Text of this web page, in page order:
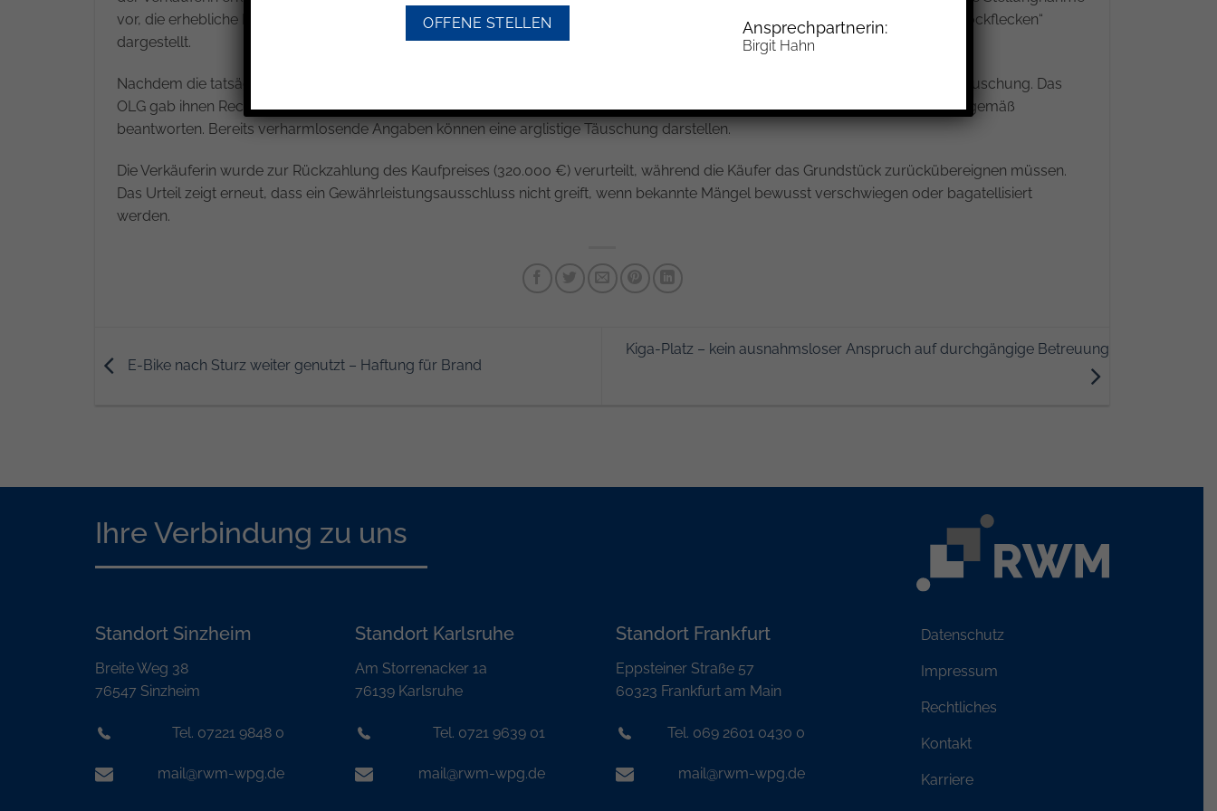
vor, die erhebliche Feuchtigkeits- und Schimmelschäden belegte. Gegenüber den Käufern wurden diese lediglich als kleinere „Stockflecken“
dargestellt.
Nachdem die tatsächlichen Schäden bekannt wurden, erklärten die Käufer die Anfechtung des Kaufvertrags wegen arglistiger Täuschung. Das
OLG gab ihnen Recht. Nach Auffassung des Gerichts müssen Verkäufer Fragen zu bekannten Mängeln vollständig und wahrheitsgemäß
beantworten. Bereits verharmlosende Angaben können eine arglistige Täuschung darstellen.
Die Verkäuferin wurde zur Rückzahlung des Kaufpreises (320.000 €) verurteilt, während die Käufer das Grundstück zurückübereignen müssen.
Das Urteil zeigt erneut, dass ein Gewährleistungsausschluss nicht greift, wenn bekannte Mängel bewusst verschwiegen oder bagatellisiert
werden.
E-Bike nach Sturz weiter genutzt – Haftung für Brand
Kiga-Platz – kein ausnahmsloser Anspruch auf durchgängige Betreuung
Ihre Verbindung zu uns
Standort Sinzheim
Breite Weg 38
76547 Sinzheim
Tel. 07221 9848 0
mail@rwm-wpg.de
Standort Karlsruhe
Am Storrenacker 1a
76139 Karlsruhe
Tel. 0721 9639 01
mail@rwm-wpg.de
Standort Frankfurt
Eppsteiner Straße 57
60323 Frankfurt am Main
Tel. 069 2601 0430 0
mail@rwm-wpg.de
Datenschutz
Impressum
Rechtliches
Kontakt
Karriere
OFFENE STELLEN Ansprechpartnerin:
Birgit Hahn